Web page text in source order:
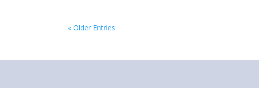
« Older Entries